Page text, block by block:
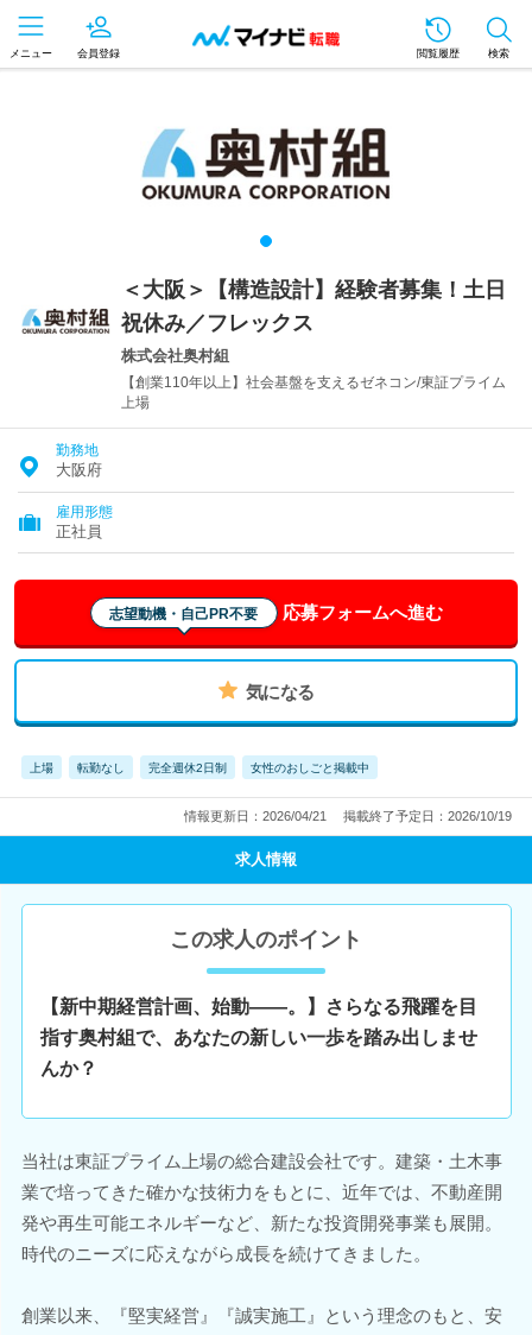
メニュー 会員登録 閲覧履歴 検索
＜大阪＞【構造設計】経験者募集！土日
祝休み／フレックス
株式会社奥村組
【創業110年以上】社会基盤を支えるゼネコン/東証プライム
上場
勤務地
大阪府
雇用形態
正社員
志望動機・自己PR不要 応募フォームへ進む
気になる
上場 転勤なし 完全週休2日制 女性のおしごと掲載中
情報更新日：2026/04/21 掲載終了予定日：2026/10/19
求人情報
この求人のポイント
【新中期経営計画、始動――。】さらなる飛躍を目
指す奥村組で、あなたの新しい一歩を踏み出しませ
んか？
当社は東証プライム上場の総合建設会社です。建築・土木事
業で培ってきた確かな技術力をもとに、近年では、不動産開
発や再生可能エネルギーなど、新たな投資開発事業も展開。
時代のニーズに応えながら成長を続けてきました。
創業以来、『堅実経営』『誠実施工』という理念のもと、安